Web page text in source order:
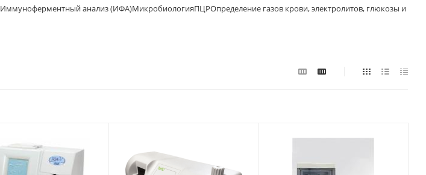
Иммуноферментный анализ (ИФА)МикробиологияПЦРОпределение газов крови, электролитов, глюкозы и